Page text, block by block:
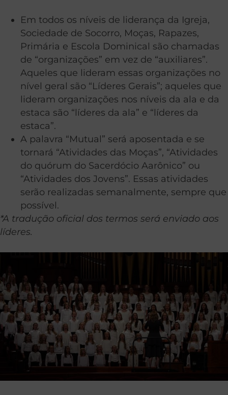
Em todos os níveis de liderança da Igreja,
Sociedade de Socorro, Moças, Rapazes,
Primária e Escola Dominical são chamadas
de “organizações” em vez de “auxiliares”.
Aqueles que lideram essas organizações no
nível geral são “Líderes Gerais”; aqueles que
lideram organizações nos níveis da ala e da
estaca são “líderes da ala” e “líderes da
estaca”.
A palavra “Mutual” será aposentada e se
tornará “Atividades das Moças”, “Atividades
do quórum do Sacerdócio Aarônico” ou
“Atividades dos Jovens”. Essas atividades
serão realizadas semanalmente, sempre que
possível.
*A tradução oficial dos termos será enviado aos
líderes.